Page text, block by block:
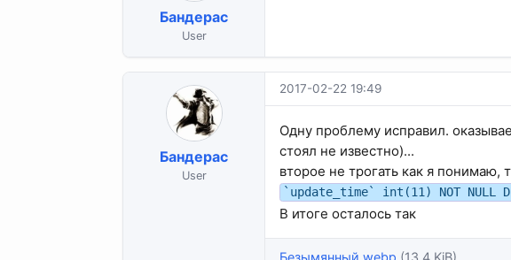
Бандерас
User
Бандерас
User
2017-02-22 19:49
Одну проблему исправил.
стоял не известно)...
второе не трогать как я понимаю,
`update_time` int(11) NOT NULL
В итоге осталось так